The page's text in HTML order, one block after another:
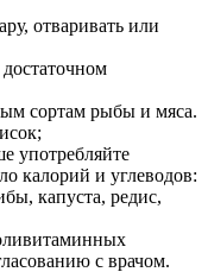
отваривать или
сортам рыбы и мяса.
употребляйте
калорий и углеводов:
капуста, редис,
с врачом.